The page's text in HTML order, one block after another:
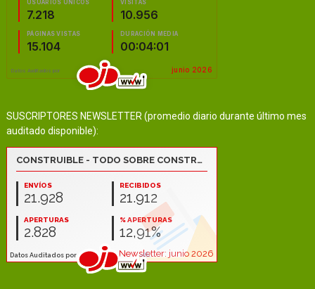
SUSCRIPTORES NEWSLETTER (promedio diario durante último mes
auditado disponible):